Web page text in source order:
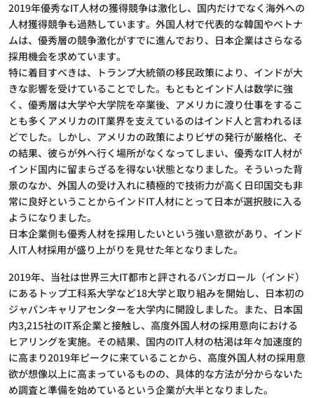
2019年優秀なIT人材の獲得競争は激化し、国内だけでなく海外への
人材獲得競争も過熱しています。外国人材で代表的な韓国やベトナ
ムは、優秀層の競争激化がすでに進んでおり、日本企業はさらなる
採用機会を求めています。
特に着目すべきは、トランプ大統領の移民政策により、インドが大
きな影響を受けていることでした。もともとインド人は数学に強
く、優秀層は大学や大学院を卒業後、アメリカに渡り仕事をするこ
とも多くアメリカのIT業界を支えているのはインド人と言われるほ
どでした。しかし、アメリカの政策によりビザの発行が厳格化、そ
の結果、彼らが外へ行く場所がなくなってしまい、優秀なIT人材が
インド国内に留まらざるを得ない状態となりました。そういった背
景のなか、外国人の受け入れに積極的で技術力が高く日印国交も非
常に良好ということからインドIT人材にとって日本が選択肢に入る
ようになりました。
日本企業側も優秀人材を採用したいという強い意欲があり、インド
人IT人材採用が盛り上がりを見せた年となりました。
2019年、当社は世界三大IT都市と評されるバンガロール（インド）
にあるトップ工科系大学など18大学と取り組みを開始し、日本初の
ジャパンキャリアセンターを大学内に開設しました。また、日本国
内3,215社のIT系企業と接触し、高度外国人材の採用意向における
ヒアリングを実施。その結果、国内のIT人材の枯渇は年々加速度的
に高まり2019年ピークに来ていることから、高度外国人材の採用意
欲が想像以上に高まっているものの、具体的な方法が分からないた
め調査と準備を始めているという企業が大半となりました。